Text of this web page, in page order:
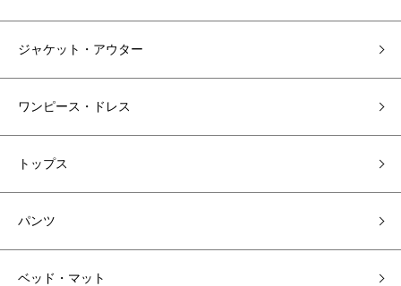
ジャケット・アウター
ワンピース・ドレス
トップス
パンツ
ベッド・マット